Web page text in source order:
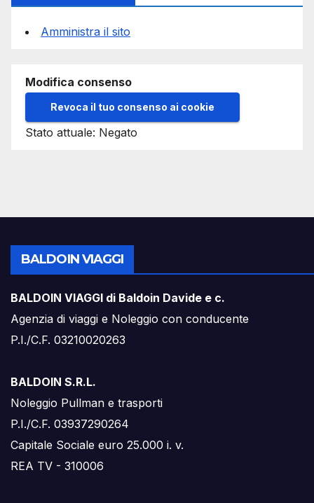
Amministra il sito
Modifica consenso
Revoca il tuo consenso ai cookie
Stato attuale: Negato
BALDOIN VIAGGI
BALDOIN VIAGGI di Baldoin Davide e c.
Agenzia di viaggi e Noleggio con conducente
P.I./C.F. 03210020263
BALDOIN S.R.L.
Noleggio Pullman e trasporti
P.I./C.F. 03937290264
Capitale Sociale euro 25.000 i. v.
REA TV - 310006